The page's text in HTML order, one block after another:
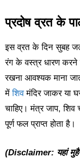
प्रदोष व्रत के
इस व्रत के दिन सुबह
रंग के वस्त्र धारण करने
रखना आवश्यक माना
मेंशिवमंदिर जाकर या
चाहिए। मंत्र जाप,
पूर्ण फल प्राप्त होता है।
(Disclaimer: यहां